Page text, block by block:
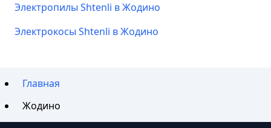
Электропилы Shtenli в Жодино
Электрокосы Shtenli в Жодино
Главная
Жодино